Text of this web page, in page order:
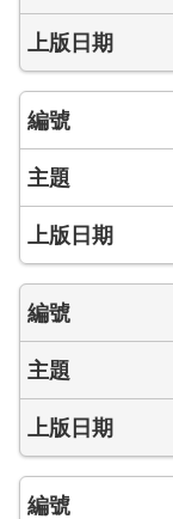
光
法
案
專
弊
保
護
專
區
個
資
料